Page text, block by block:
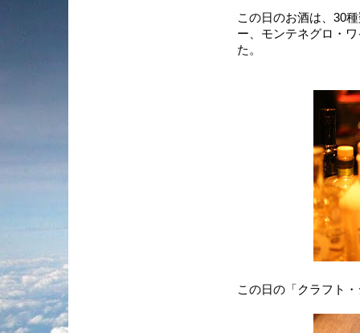
この日のお酒は、30
ー、モンテネグロ・
た。
この日の「クラフト